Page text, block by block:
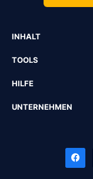
INHALT
TOOLS
HILFE
UNTERNEHMEN